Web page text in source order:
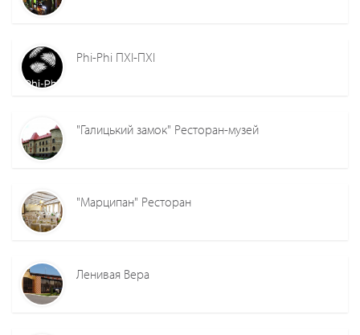
Phi-Phi ПХІ-ПХІ
"Галицький замок" Ресторан-музей
"Марципан" Ресторан
Ленивая Вера